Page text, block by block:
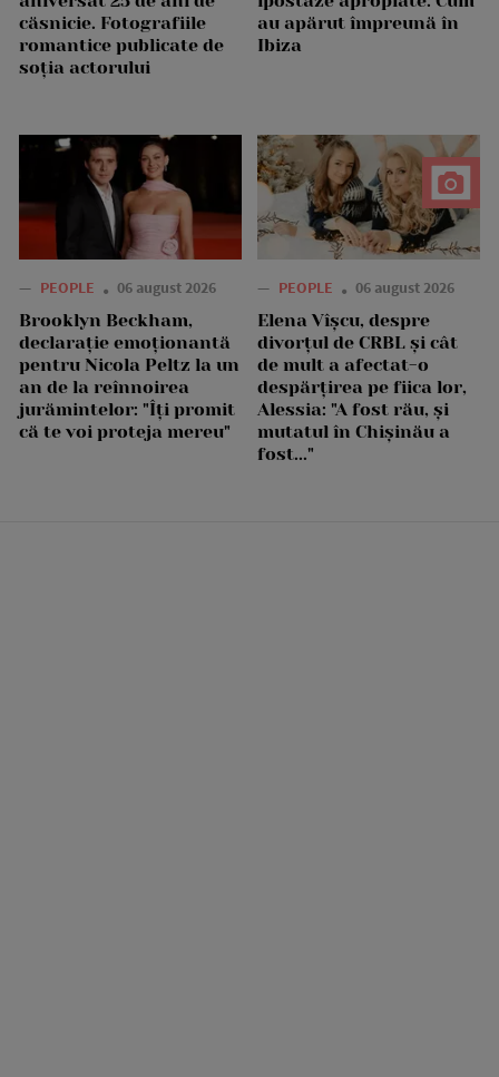
căsnicie. Fotografiile
romantice publicate de
soția actorului
au apărut împreună în
Ibiza
— PEOPLE 06 august 2026
Brooklyn Beckham,
declarație emoționantă
pentru Nicola Peltz la un
an de la reînnoirea
jurămintelor: "Îți promit
că te voi proteja mereu"
— PEOPLE 06 august 2026
Elena Vîșcu, despre
divorțul de CRBL și cât
de mult a afectat-o
despărțirea pe fiica lor,
Alessia: "A fost rău, și
mutatul în Chișinău a
fost..."